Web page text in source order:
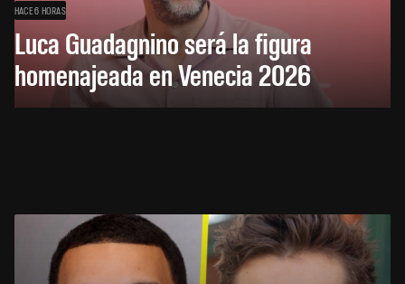
HACE 6 HORAS
Luca Guadagnino será la figura
homenajeada en Venecia 2026